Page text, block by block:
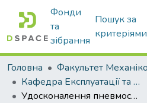
Фонди
та
зібрання
Пошук за
критеріями
Головна
Кафедра Експлуатації та технічного сервісу машин
Удосконалення пневмосепаруючої камери пневморешітного сепаратора